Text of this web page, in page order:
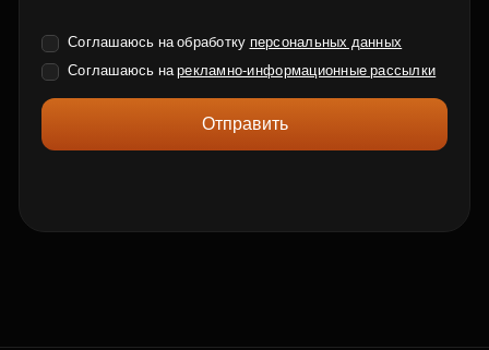
Соглашаюсь на обработку персональных данных
Соглашаюсь нарекламно-информационные рассылки
Отправить